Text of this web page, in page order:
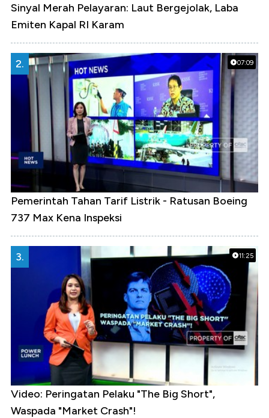
Sinyal Merah Pelayaran: Laut Bergejolak, Laba
Emiten Kapal RI Karam
07:09
2.
Pemerintah Tahan Tarif Listrik - Ratusan Boeing
737 Max Kena Inspeksi
11:25
3.
Video: Peringatan Pelaku "The Big Short",
Waspada "Market Crash"!